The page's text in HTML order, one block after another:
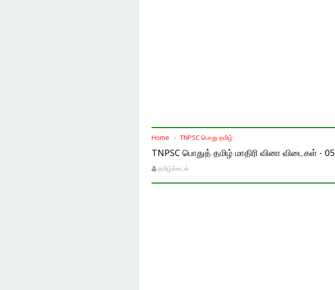
Home TNPSC பொது தமிழ்
TNPSC பொதுத் தமிழ் மாதிரி வினா விடைகள் - 05
தமிழ்க்கடல்